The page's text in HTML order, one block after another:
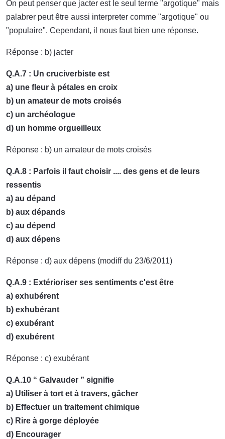
On peut penser que jacter est le seul terme "argotique" mais
palabrer peut être aussi interpreter comme "argotique" ou
"populaire". Cependant, il nous faut bien une réponse.
Réponse : b) jacter
Q.A.7 : Un cruciverbiste est
a) une fleur à pétales en croix
b) un amateur de mots croisés
c) un archéologue
d) un homme orgueilleux
Réponse : b) un amateur de mots croisés
Q.A.8 : Parfois il faut choisir .... des gens et de leurs
ressentis
a) au dépand
b) aux dépands
c) au dépend
d) aux dépens
Réponse : d) aux dépens (modiff du 23/6/2011)
Q.A.9 : Extérioriser ses sentiments c'est être
a) exhubérent
b) exhubérant
c) exubérant
d) exubérent
Réponse : c) exubérant
Q.A.10 “ Galvauder ” signifie
a) Utiliser à tort et à travers, gâcher
b) Effectuer un traitement chimique
c) Rire à gorge déployée
d) Encourager